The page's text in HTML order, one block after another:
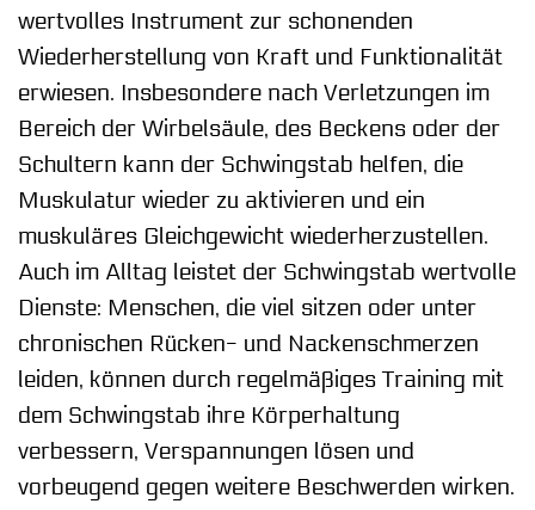
wertvolles Instrument zur schonenden
Wiederherstellung von Kraft und Funktionalität
erwiesen. Insbesondere nach Verletzungen im
Bereich der Wirbelsäule, des Beckens oder der
Schultern kann der Schwingstab helfen, die
Muskulatur wieder zu aktivieren und ein
muskuläres Gleichgewicht wiederherzustellen.
Auch im Alltag leistet der Schwingstab wertvolle
Dienste: Menschen, die viel sitzen oder unter
chronischen Rücken- und Nackenschmerzen
leiden, können durch regelmäßiges Training mit
dem Schwingstab ihre Körperhaltung
verbessern, Verspannungen lösen und
vorbeugend gegen weitere Beschwerden wirken.